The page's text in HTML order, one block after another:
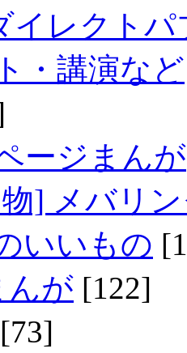
イレクト
・講演など
ージまんが
] メバリ
いいもの
んが [122]
[73]